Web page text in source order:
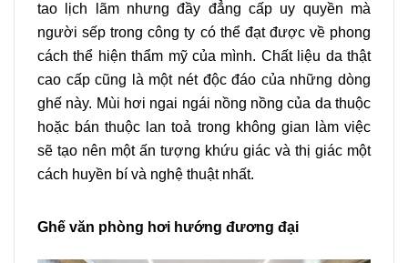
tao lịch lãm nhưng đầy đẳng cấp uy quyền mà
người sếp trong công ty có thể đạt được về phong
cách thể hiện thẩm mỹ của mình. Chất liệu da thật
cao cấp cũng là một nét độc đáo của những dòng
ghế này. Mùi hơi ngai ngái nồng nồng của da thuộc
hoặc bán thuộc lan toả trong không gian làm việc
sẽ tạo nên một ấn tượng khứu giác và thị giác một
cách huyền bí và nghệ thuật nhất.
Ghế văn phòng hơi hướng đương đại